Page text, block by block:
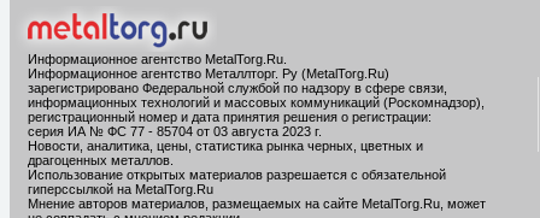
Информационное агентство MetalTorg.Ru
Информационное агентство Металлторг. Ру (MetalTorg.Ru)
зарегистрировано Федеральной службой по надзору в сфере связи,
информационных технологий и массовых коммуникаций (Роскомнадзор),
регистрационный номер и дата принятия решения о регистрации:
серия ИА № ФС 77 - 85704 от 03 августа 2023 г.
Новости, аналитика, цены, статистика рынка черных, цветных и
драгоценных металлов.
Использование открытых материалов разрешается с обязательной
гиперссылкой на MetalTorg.Ru
Мнение авторов материалов, размещаемых на сайте MetalTorg.Ru, может